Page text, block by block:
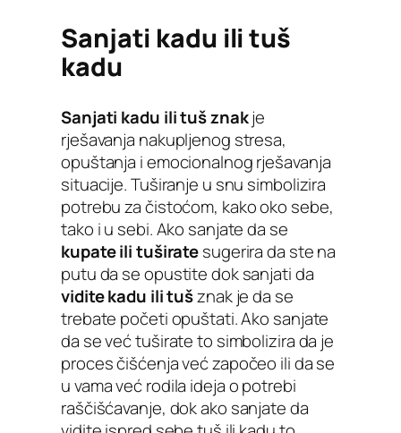
Sanjati kadu ili tuš
kadu
Sanjati kadu ili tuš znakje
rješavanja nakupljenog stresa,
opuštanja i emocionalnog rješavanja
situacije. Tuširanje u snu simbolizira
potrebu za čistoćom, kako oko sebe,
tako i u sebi. Ako sanjate da se
kupate ili tuširatesugerira da ste na
putu da se opustite dok sanjati da
vidite kadu ili tušznak je da se
trebate početi opuštati. Ako sanjate
da se već tuširate to simbolizira da je
proces čišćenja već započeo ili da se
u vama već rodila ideja o potrebi
raščišćavanje, dok ako sanjate da